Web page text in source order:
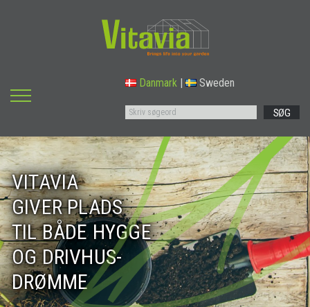
Danmark Sweden
SØG
VITAVIA
GIVER PLADS
TIL BÅDE HYGGE
OG DRIVHUS-
DRØMME